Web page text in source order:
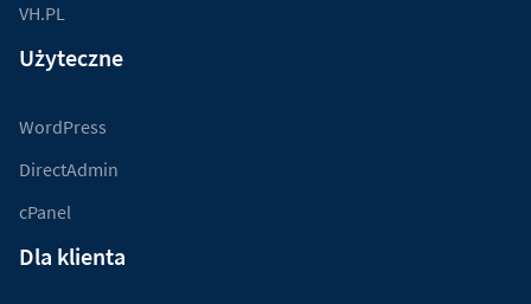
VH.PL
Użyteczne
WordPress
DirectAdmin
cPanel
Dla klienta